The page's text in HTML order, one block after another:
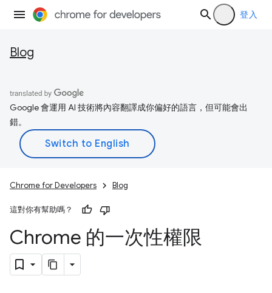
登入
Blog
Google 會運用 AI 技術將內容翻譯成你偏好的語言，但可能會出
錯。
Chrome for Developers Blog
這對你有幫助嗎？
Chrome 的一次性權限